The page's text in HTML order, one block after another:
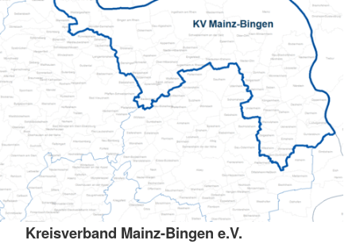
Kreisverband Mainz-Bingen e.V.